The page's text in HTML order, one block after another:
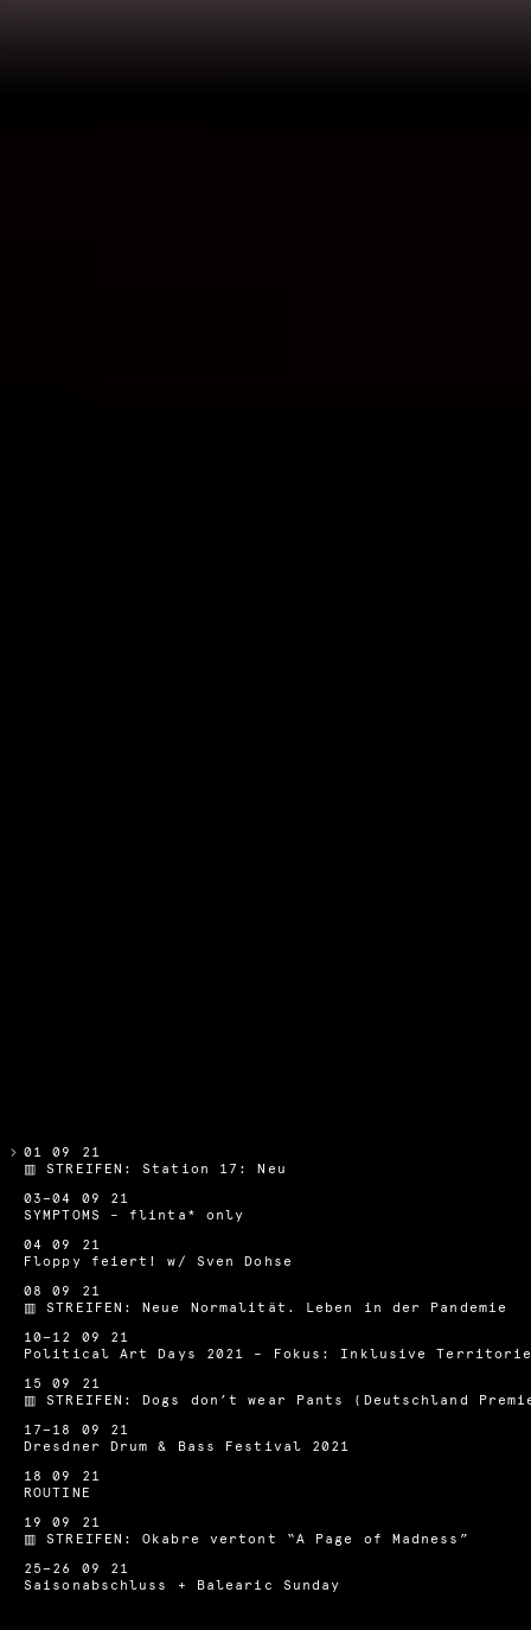
01 09 21
▥ STREIFEN: Station 17: Neu
03—04 09 21
SYMPTOMS – flinta* only
04 09 21
Floppy feiert! w/ Sven Dohse
08 09 21
▥ STREIFEN: Neue Normalität. Leben in der Pandemie
10—12 09 21
Political Art Days 2021 – Fokus: Inklusive
15 09 21
▥ STREIFEN: Dogs don’t wear Pants (Deutschland
17—18 09 21
Dresdner Drum & Bass Festival 2021
18 09 21
ROUTINE
19 09 21
▥ STREIFEN: Okabre vertont “A Page of Madness”
25—26 09 21
Saisonabschluss + Balearic Sunday